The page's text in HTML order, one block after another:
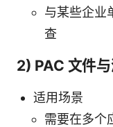
与某些企业
查
2) PAC 文件
适用场景
需要在多个